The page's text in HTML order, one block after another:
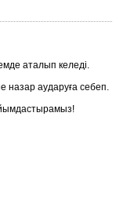
аталып келеді.
назар аударуға себеп.